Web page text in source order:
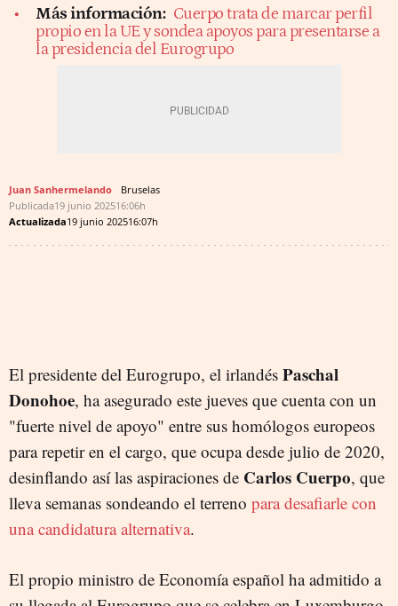
Más información: Cuerpo trata de marcar perfil
propio en la UE y sondea apoyos para presentarse a
la presidencia del Eurogrupo
Juan Sanhermelando
Bruselas
Publicada19 junio 202516:06h
Actualizada19 junio 202516:07h
El presidente del Eurogrupo, el irlandés Paschal
Donohoe, ha asegurado este jueves que cuenta con un
"fuerte nivel de apoyo" entre sus homólogos europeos
para repetir en el cargo, que ocupa desde julio de 2020,
desinflando así las aspiraciones de Carlos Cuerpo, que
lleva semanas sondeando el terreno para desafiarle con
una candidatura alternativa.
El propio ministro de Economía español ha admitido a